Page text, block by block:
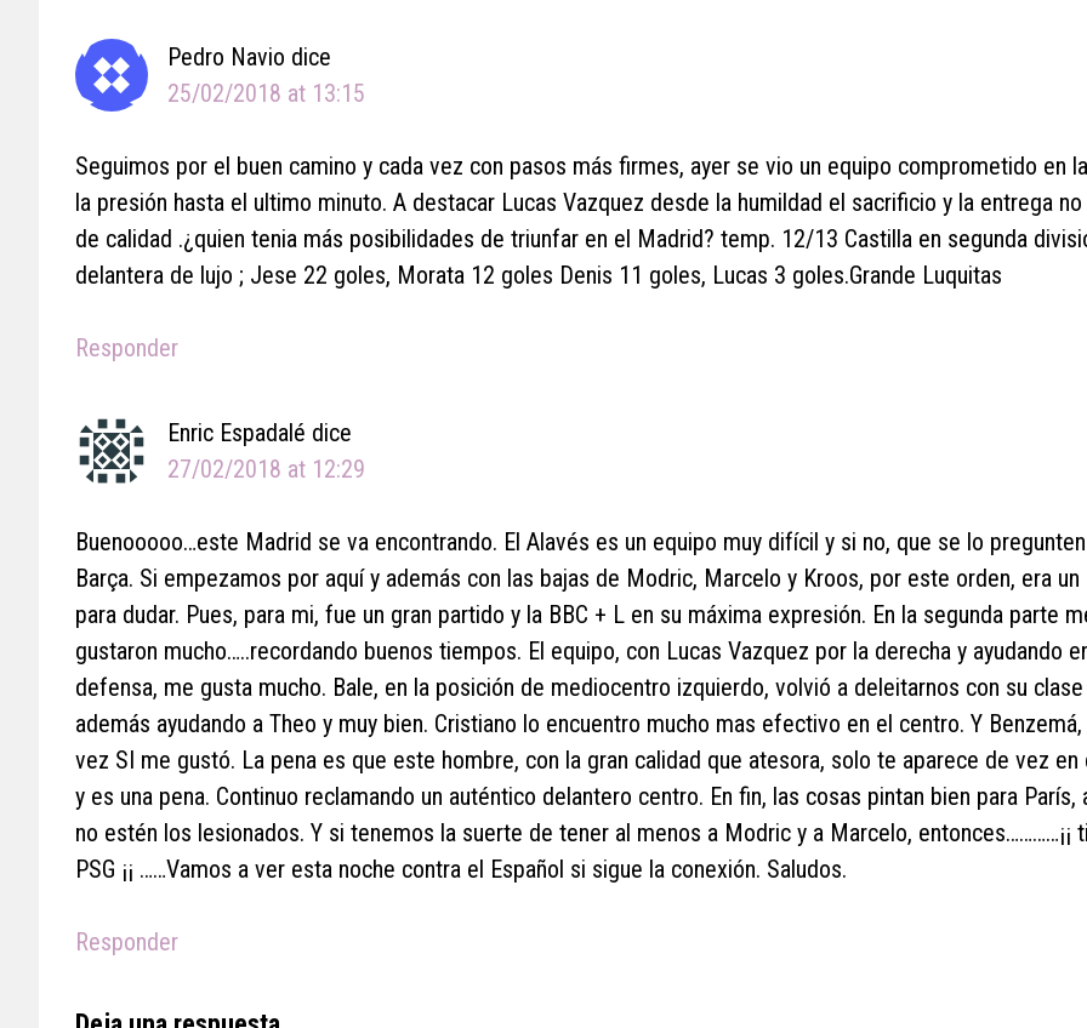
Pedro Navio dice
25/02/2018 at 13:15
Seguimos por el buen camino y cada vez con pasos más firmes, ayer se vio un equipo comprometido en
la presión hasta el ultimo minuto. A destacar Lucas Vazquez desde la humildad el sacrificio y la entrega
de calidad .¿quien tenia más posibilidades de triunfar en el Madrid? temp. 12/13 Castilla en segunda
delantera de lujo ; Jese 22 goles, Morata 12 goles Denis 11 goles, Lucas 3 goles.Grande Luquitas
Responder
Enric Espadalé dice
27/02/2018 at 12:29
Buenooooo…este Madrid se va encontrando. El Alavés es un equipo muy difícil y si no, que se lo
Barça. Si empezamos por aquí y además con las bajas de Modric, Marcelo y Kroos, por este orden, era un
para dudar. Pues, para mi, fue un gran partido y la BBC + L en su máxima expresión. En la segunda parte
gustaron mucho…..recordando buenos tiempos. El equipo, con Lucas Vazquez por la derecha y ayudando
defensa, me gusta mucho. Bale, en la posición de mediocentro izquierdo, volvió a deleitarnos con su
además ayudando a Theo y muy bien. Cristiano lo encuentro mucho mas efectivo en el centro. Y
vez SI me gustó. La pena es que este hombre, con la gran calidad que atesora, solo te aparece de vez en
y es una pena. Continuo reclamando un auténtico delantero centro. En fin, las cosas pintan bien para París,
no estén los lesionados. Y si tenemos la suerte de tener al menos a Modric y a Marcelo, entonces…………¡¡
PSG ¡¡ ……Vamos a ver esta noche contra el Español si sigue la conexión. Saludos.
Responder